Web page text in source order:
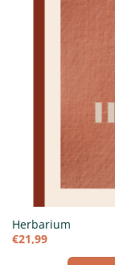
Herbarium
€21,99